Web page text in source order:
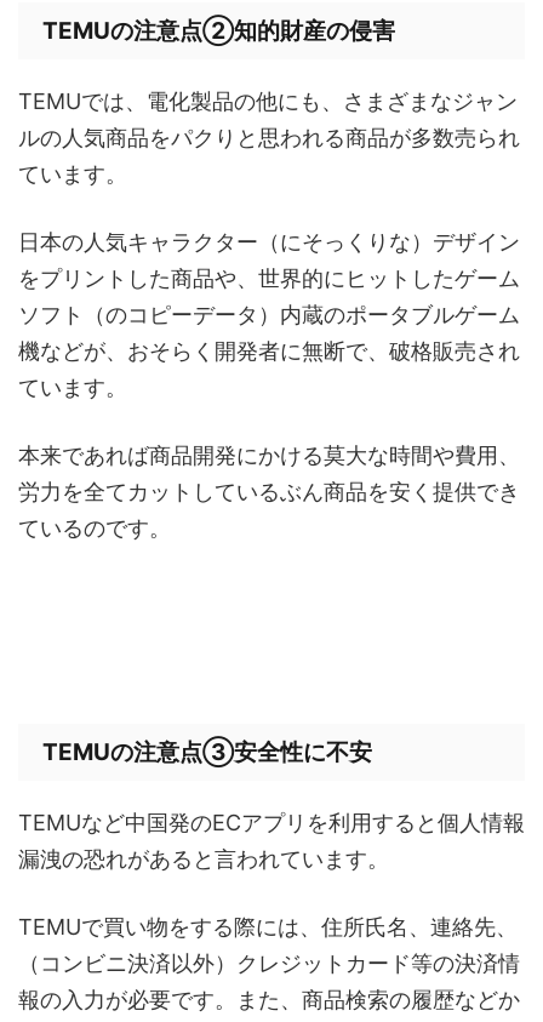
TEMUの注意点②知的財産の侵害
TEMUでは、電化製品の他にも、さまざまなジャン
ルの人気商品をパクりと思われる商品が多数売られ
ています。
日本の人気キャラクター（にそっくりな）デザイン
をプリントした商品や、世界的にヒットしたゲーム
ソフト（のコピーデータ）内蔵のポータブルゲーム
機などが、おそらく開発者に無断で、破格販売され
ています。
本来であれば商品開発にかける莫大な時間や費用、
労力を全てカットしているぶん商品を安く提供でき
ているのです。
TEMUの注意点③安全性に不安
TEMUなど中国発のECアプリを利用すると個人情報
漏洩の恐れがあると言われています。
TEMUで買い物をする際には、住所氏名、連絡先、
（コンビニ決済以外）クレジットカード等の決済情
報の入力が必要です。また、商品検索の履歴などか